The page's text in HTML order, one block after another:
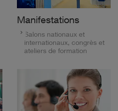
Manifestations
Salons nationaux et
internationaux, congrès et
ateliers de formation